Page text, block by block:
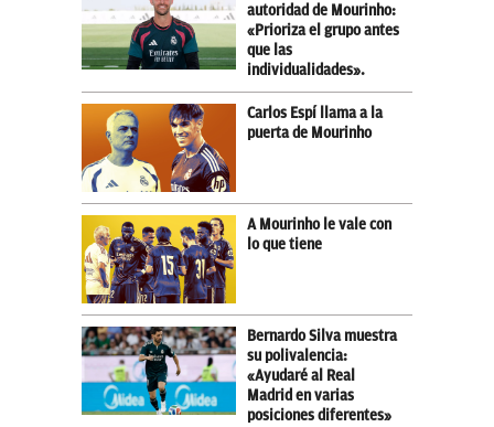
autoridad de Mourinho:
«Prioriza el grupo antes
que las
individualidades».
Carlos Espí llama a la
puerta de Mourinho
A Mourinho le vale con
lo que tiene
Bernardo Silva muestra
su polivalencia:
«Ayudaré al Real
Madrid en varias
posiciones diferentes»